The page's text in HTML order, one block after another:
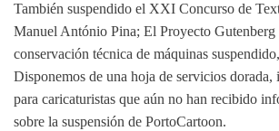
También suspendido el XXI Concurso de
Manuel António Pina; El Proyecto Gutenberg
conservación técnica de máquinas
Disponemos de una hoja de servicios dorada,
para caricaturistas que aún no han recibido
sobre la suspensión de PortoCartoon.